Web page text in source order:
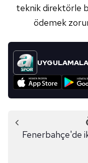
teknik direktörle
ödemek
Fenerbahçe'de